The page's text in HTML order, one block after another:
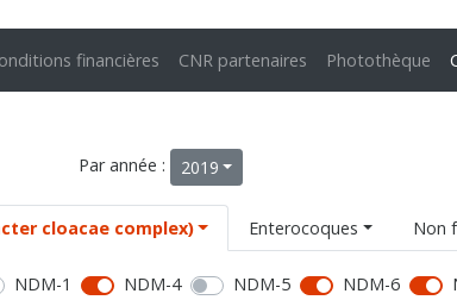
financières CNR partenaires Photothèque
Par année : 2019
cloacae complex) Enterocoques Non
NDM-1 NDM-4 NDM-5 NDM-6